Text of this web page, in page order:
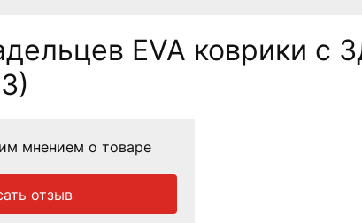
EVA коврики c
мнением о товаре
отзыв